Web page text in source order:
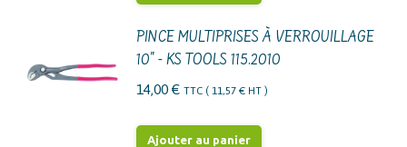
PINCE MULTIPRISES À VERROUILLAGE
10" - KS TOOLS 115.2010
14,00 € TTC ( 11,57 € HT )
Ajouter au panier